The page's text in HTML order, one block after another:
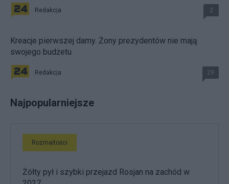
Redakcja 2
Kreacje pierwszej damy. Żony prezydentów nie mają
swojego budżetu
Redakcja 29
Najpopularniejsze
Rozmaitości
Żółty pył i szybki przejazd Rosjan na zachód w